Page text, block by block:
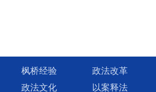
枫桥经验 政法改革
政法文化 以案释法